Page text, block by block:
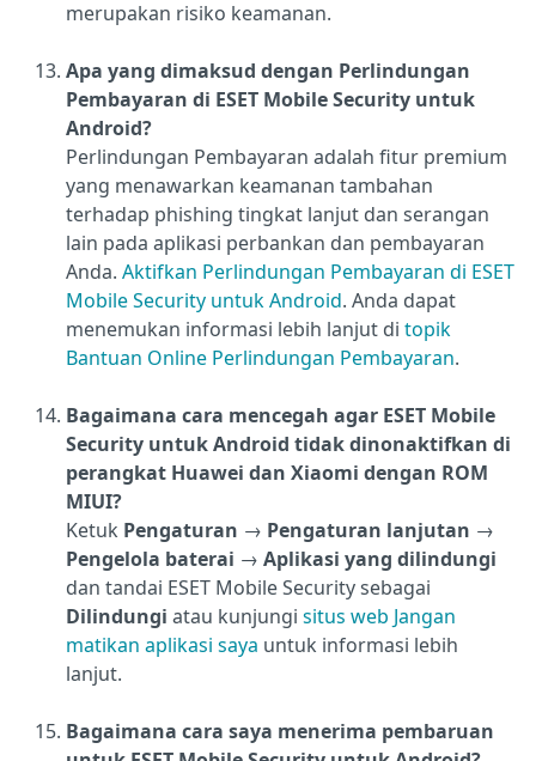
merupakan risiko keamanan.
Apa yang dimaksud dengan Perlindungan
Pembayaran di ESET Mobile Security untuk
Android?
Perlindungan Pembayaran adalah fitur premium
yang menawarkan keamanan tambahan
terhadap phishing tingkat lanjut dan serangan
lain pada aplikasi perbankan dan pembayaran
Anda. Aktifkan Perlindungan Pembayaran di ESET
Mobile Security untuk Android. Anda dapat
menemukan informasi lebih lanjut di topik
Bantuan Online Perlindungan Pembayaran.
Bagaimana cara mencegah agar ESET Mobile
Security untuk Android tidak dinonaktifkan di
perangkat Huawei dan Xiaomi dengan ROM
MIUI?
Ketuk Pengaturan → Pengaturan lanjutan →
Pengelola baterai → Aplikasi yang dilindungi
dan tandai ESET Mobile Security sebagai
Dilindungi atau kunjungi situs web Jangan
matikan aplikasi saya untuk informasi lebih
lanjut.
Bagaimana cara saya menerima pembaruan